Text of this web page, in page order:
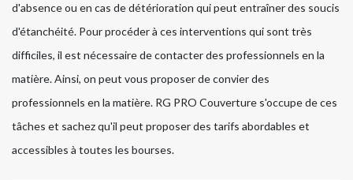
d'absence ou en cas de détérioration qui peut entraîner des soucis
d'étanchéité. Pour procéder à ces interventions qui sont très
difficiles, il est nécessaire de contacter des professionnels en la
matière. Ainsi, on peut vous proposer de convier des
professionnels en la matière. RG PRO Couverture s'occupe de ces
tâches et sachez qu'il peut proposer des tarifs abordables et
accessibles à toutes les bourses.